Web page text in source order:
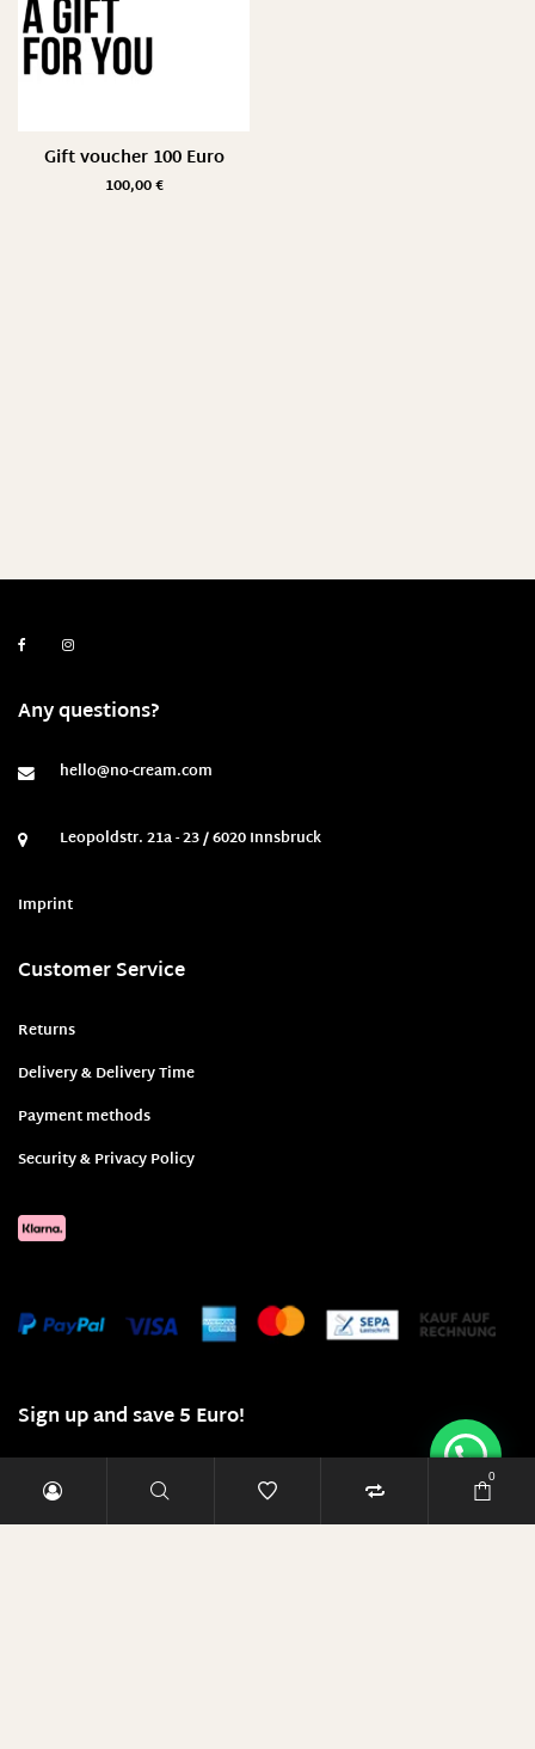
Gift voucher 100 Euro
100,00€
Any questions?
hello@no-cream.com
Leopoldstr. 21a - 23 / 6020 Innsbruck
Imprint
Customer Service
Returns
Delivery & Delivery Time
Payment methods
Security & Privacy Policy
Sign up and save 5 Euro!
E-Mail-Adresse 0